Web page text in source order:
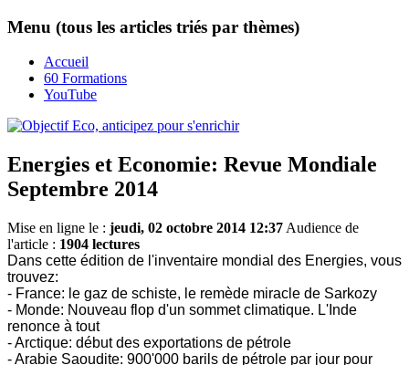
Menu (tous les articles triés par thèmes)
Accueil
60 Formations
YouTube
Energies et Economie: Revue Mondiale
Septembre 2014
Mise en ligne le : jeudi, 02 octobre 2014 12:37 Audience de
l'article : 1904 lectures
Dans cette édition de l'inventaire mondial des Energies, vous
trouvez:
- France: le gaz de schiste, le remède miracle de Sarkozy
- Monde: Nouveau flop d'un sommet climatique. L'Inde
renonce à tout
- Arctique: début des exportations de pétrole
- Arabie Saoudite: 900'000 barils de pétrole par jour pour